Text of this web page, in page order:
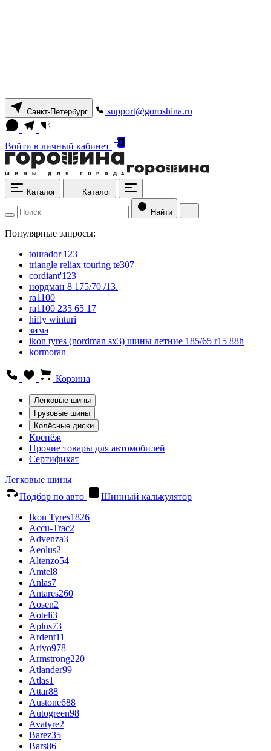
Санкт-Петербург support@goroshina.ru
Войти в личный кабинет
Каталог Каталог
Найти
Популярные запросы:
tourador'123
triangle reliax touring te307
cordiant'123
нордман 8 175/70 /13.
ra1100
ra1100 235 65 17
hifly winturi
зима
ikon tyres (nordman sx3) шины летние 185/65 r15 88h
kormoran
Корзина
Легковые шины
Грузовые шины
Колёсные диски
Крепёж
Прочие товары для автомобилей
Сертификат
Легковые шины
Подбор по авто
Шинный калькулятор
Ikon Tyres1826
Accu-Trac2
Advenza3
Aeolus2
Altenzo54
Amtel8
Anlas7
Antares260
Aosen2
Aoteli3
Aplus73
Ardent11
Arivo978
Armstrong220
Atlander99
Atlas1
Attar88
Austone688
Autogreen98
Avatyre2
Barez35
Bars86